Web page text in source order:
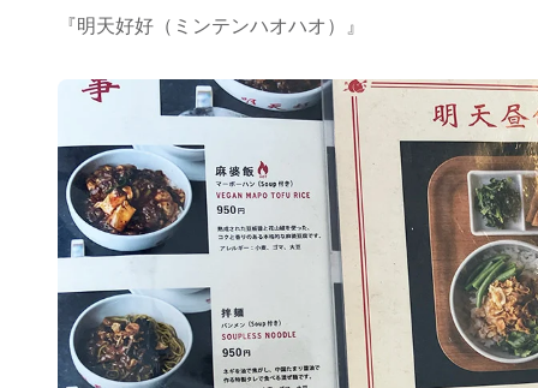
『明天好好（ミンテンハオハオ）』